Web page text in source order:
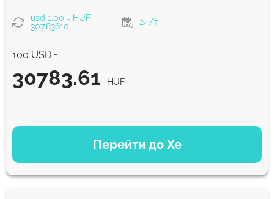
usd 1.00 = HUF
307.83610
24/7
100 USD =
30783.61 HUF
Перейти до Xe
ВАРІАНТИ ОПЛАТИ
30783.61 HUF NaN д